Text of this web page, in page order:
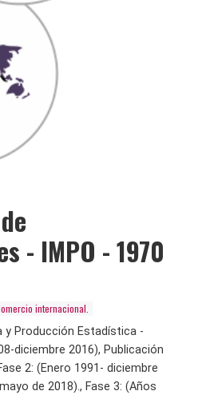
- IMPO - 1970
internacional.
y Producción Estadística -
diciembre 2016), Publicación
2: (Enero 1991- diciembre
de 2018)., Fase 3: (Años